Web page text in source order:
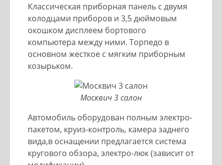
Классическая приборная панель с двумя
колодцами приборов и 3,5 дюймовым
окошком дисплеем бортового
компьютера между ними. Торпедо в
основном жесткое с мягким приборным
козырьком.
Москвич 3 салон
Автомобиль оборудован полным электро-
пакетом, круиз-контроль, камера заднего
вида,в оснащении предлагается система
кругового обзора, электро-люк (зависит от